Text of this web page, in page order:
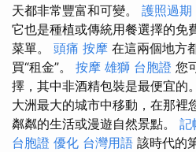
天都非常豐富和可變。 護照過期
它也是種植或傳統用餐選擇的免
菜單。 頭痛 按摩 在這兩個地方
買“租金”。 按摩 雄獅 台胞證 您
擇，其中非酒精包裝是最便宜的
大洲最大的城市中移動，在那裡
粼粼的生活或漫遊自然景點。 記
台胞證 優化 台灣用語 該時代的